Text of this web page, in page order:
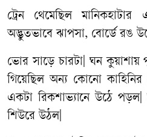
ট্রেন থেমেছিল
অদ্ভুতভাবে ঝাপসা, বোর্ডে রঙ
ভোর সাড়ে চারটা| ঘন কুয়াশায়
গিয়েছিল অন্য কোনো
একটা রিকশাভ্যানে উঠে পড়ল|
শিউরে উঠল|